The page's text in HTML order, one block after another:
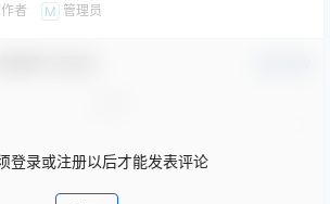
者 M 管理员
登录或注册以后才能发表评论